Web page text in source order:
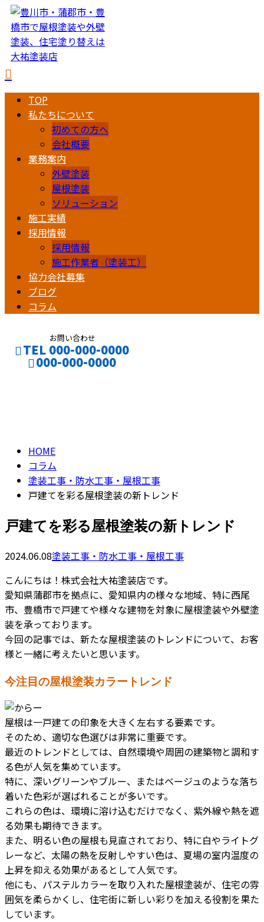
TOP
私たちについて
初めての方へ
会社概要
業務案内
外壁塗装
屋根塗装
ソリューション
施工実績
採用情報
採用情報
施工作業者（塗装工）
協力会社募集
ブログ
コラム
お問い合わせ
TEL 000-000-0000
000-000-0000
HOME
コラム
塗装工事・防水工事・屋根工事
戸建てを彩る屋根塗装の新トレンド
戸建てを彩る屋根塗装の新トレンド
2024.06.08塗装工事・防水工事・屋根工事
こんにちは！株式会社大祐塗装店です。
愛知県蒲郡市を拠点に、愛知県内の様々な地域、特に西尾
市、豊橋市で戸建てや様々な建物を対象に屋根塗装や外壁塗
装を承っております。
今回の記事では、新たな屋根塗装のトレンドについて、お客
様と一緒に考えたいと思います。
今注目の屋根塗装カラートレンド
屋根は一戸建ての印象を大きく左右する要素です。
そのため、適切な色選びは非常に重要です。
最近のトレンドとしては、自然環境や周囲の建築物と調和す
る色が人気を集めています。
特に、深いグリーンやブルー、またはベージュのような落ち
着いた色彩が選ばれることが多いです。
これらの色は、環境に溶け込むだけでなく、紫外線や熱を遮
る効果も期待できます。
また、明るい色の屋根も見直されており、特に白やライトグ
レーなど、太陽の熱を反射しやすい色は、夏場の室内温度の
上昇を抑える効果があるとして人気です。
他にも、パステルカラーを取り入れた屋根塗装が、住宅の雰
囲気を柔らかくし、住宅街に新しい彩りを加える役割を果た
しています。